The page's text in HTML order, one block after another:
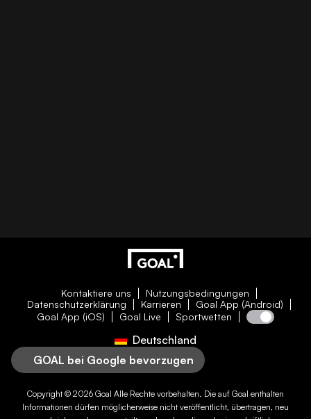
Kontaktiere uns
Nutzungsbedingungen
Datenschutzerklärung
Karrieren
Goal App (Android)
Goal App (iOS)
Goal Live Sportwetten
Deutschland
GOAL bei Google bevorzugen
Copyright © 2026 Goal Alle Rechte vorbehalten. Die auf Goal enthalten
Informationen dürfen möglicherweise nicht veröffentlicht, übertragen, neu